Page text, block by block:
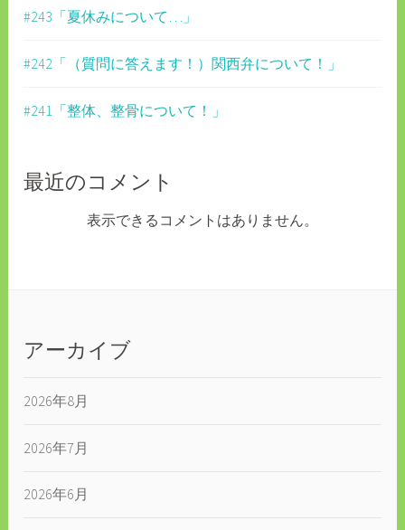
#243「夏休みについて…」
#242「（質問に答えます！）関西弁について！」
#241「整体、整骨について！」
最近のコメント
表示できるコメントはありません。
アーカイブ
2026年8月
2026年7月
2026年6月